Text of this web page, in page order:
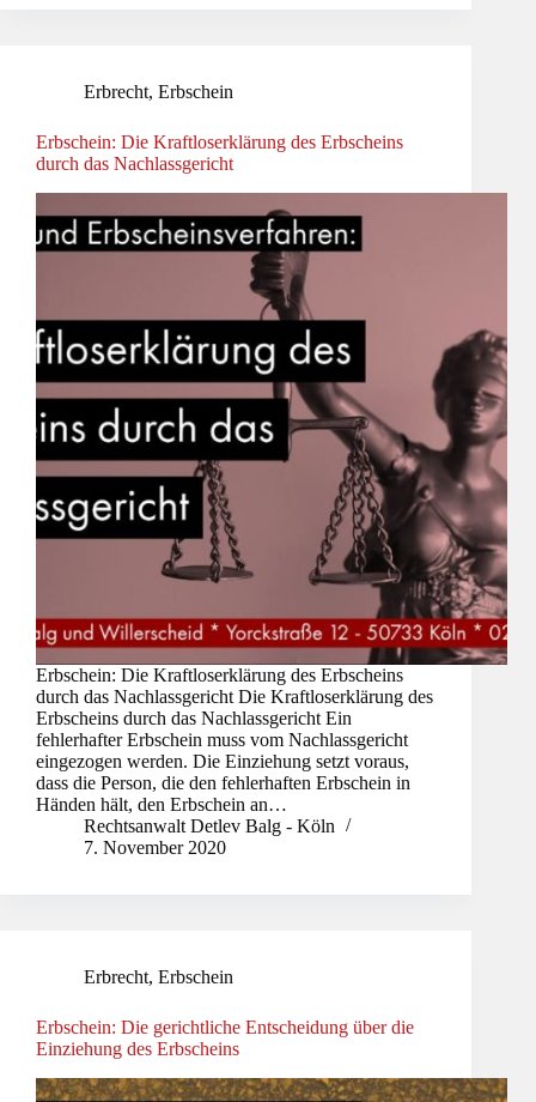
Erbrecht, Erbschein
Erbschein: Die Kraftloserklärung des Erbscheins
durch das Nachlassgericht
Erbschein: Die Kraftloserklärung des Erbscheins
durch das Nachlassgericht Die Kraftloserklärung des
Erbscheins durch das Nachlassgericht Ein
fehlerhafter Erbschein muss vom Nachlassgericht
eingezogen werden. Die Einziehung setzt voraus,
dass die Person, die den fehlerhaften Erbschein in
Händen hält, den Erbschein an…
Rechtsanwalt Detlev Balg - Köln
7. November 2020
Erbrecht, Erbschein
Erbschein: Die gerichtliche Entscheidung über die
Einziehung des Erbscheins